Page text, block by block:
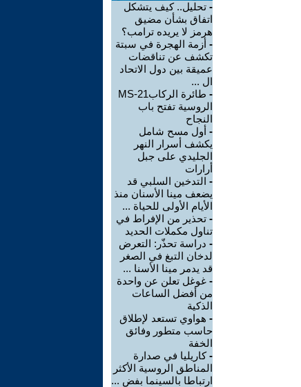
- تحليل.. كيف يتشكل
اتفاق بشأن مضيق
هرمز لا يريده ترامب؟
- أزمة الهجرة في سبتة
تكشف عن تناقضات
عميقة بين دول الاتحاد
ال ...
-
طائرة الركابMS-21
الروسية تفتح باب
النجاح
- أول مسح شامل
يكشف أسرار النهر
الجليدي على جبل
أرارات
- التدخين السلبي قد
يضعف مينا الأسنان منذ
الأيام الأولى للحياة ...
- تحذير من الإفراط في
تناول مكملات الحديد
- دراسة تحذّر: التعرض
لدخان التبغ في الصغر
قد يدمر مينا الأسنا ...
- غوغل تعلن عن واحدة
من أفضل الساعات
الذكية
- هواوي تستعد لإطلاق
حاسب متطور وفائق
الخفة
-كاريليا في صدارة
المناطق الروسية الأكثر
ارتباطا بالسينما بفض ...